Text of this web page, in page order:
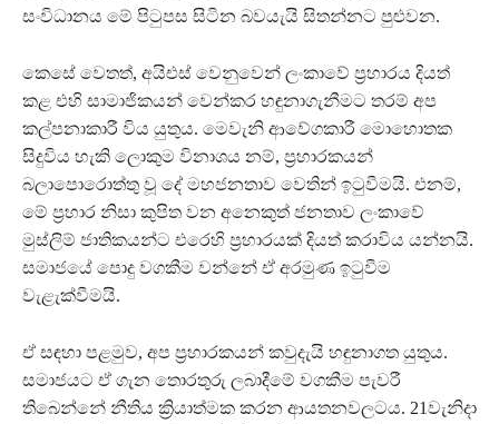
සංවිධානය මේ පිටුපස සිටින බවයැයි සිතන්නට පුළුවන.
කෙසේ වෙතත්, අයිඑස් වෙනුවෙන් ලංකාවේ ප්‍රහාරය දියත්
කළ එහි සාමාජිකයන් වෙන්කර හඳුනාගැනීමට තරම් අප
කල්පනාකාරී විය යුතුය. මෙවැනි ආවේගකාරී මොහොතක
සිදුවිය හැකි ලොකුම විනාශය නම්, ප්‍රහාරකයන්
බලාපොරොත්තු වූ දේ මහජනතාව වෙතින් ඉටුවීමයි. එනම්,
මේ ප්‍රහාර නිසා කුපිත වන අනෙකුත් ජනතාව ලංකාවේ
මුස්ලිම් ජාතිකයන්ට එරෙහි ප්‍රහාරයක් දියත් කරාවිය යන්නයි.
සමාජයේ පොදු වගකීම වන්නේ ඒ අරමුණ ඉටුවීම
වැළැක්වීමයි.
ඒ සඳහා පළමුව, අප ප්‍රහාරකයන් කවුදැයි හඳුනාගත යුතුය.
සමාජයට ඒ ගැන තොරතුරු ලබාදීමේ වගකීම පැවරී
තිබෙන්නේ නීතිය ක්‍රියාත්මක කරන ආයතනවලටය. 21වැනිදා